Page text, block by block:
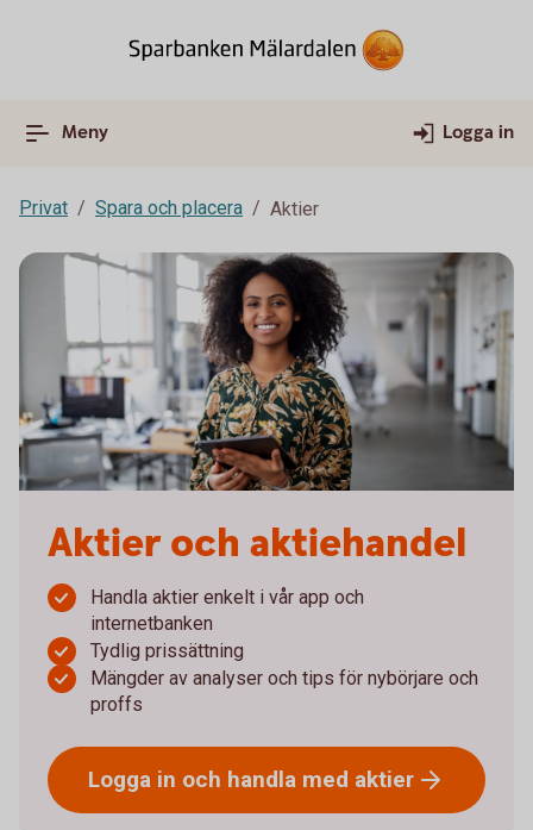
Meny Logga in
Privat Spara och placera Aktier
Aktier och aktiehandel
Handla aktier enkelt i vår app och
internetbanken
Tydlig prissättning
Mängder av analyser och tips för nybörjare och
proffs
Logga in och handla med aktier